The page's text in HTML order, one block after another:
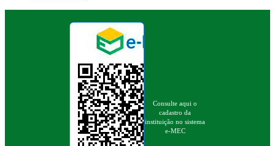
Consulte aqui o
cadastro da
instituição no sistema
e-MEC